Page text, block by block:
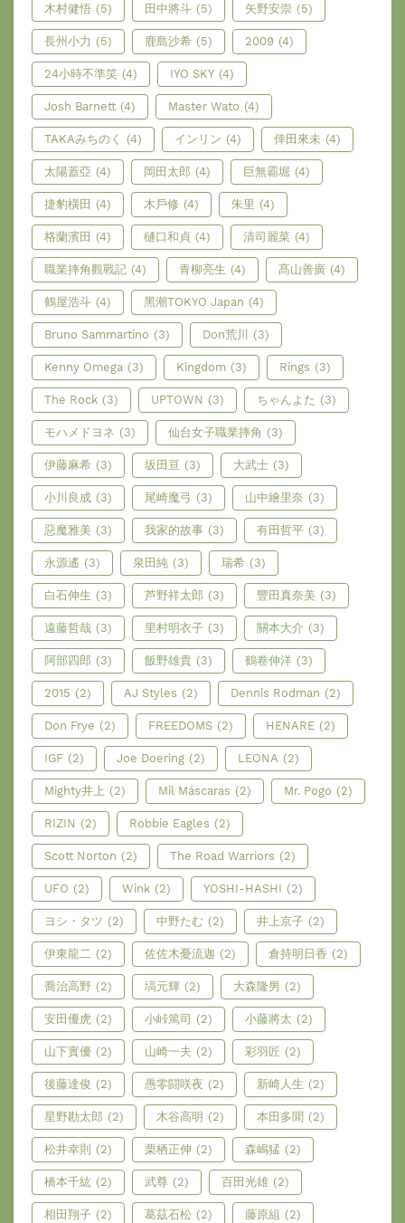
木村健悟 (5) 田中將斗 (5) 矢野安崇 (5)
長州小力 (5) 鹿島沙希 (5) 2009 (4)
24小時不準笑 (4) IYO SKY (4)
Josh Barnett (4) Master Wato (4)
TAKAみちのく (4) インリン (4) 倖田來未 (4)
太陽蓋亞 (4) 岡田太郎 (4) 巨無霸堀 (4)
捷豹橫田 (4) 木戶修 (4) 朱里 (4)
格蘭濱田 (4) 樋口和貞 (4) 清司麗菜 (4)
職業摔角觀戰記 (4) 青柳亮生 (4) 髙山善廣 (4)
鶴屋浩斗 (4) 黑潮TOKYO Japan (4)
Bruno Sammartino (3) Don荒川 (3)
Kenny Omega (3) Kingdom (3) Rings (3)
The Rock (3) UPTOWN (3) ちゃんよた (3)
モハメドヨネ (3) 仙台女子職業摔角 (3)
伊藤麻希 (3) 坂田亘 (3) 大武士 (3)
小川良成 (3) 尾崎魔弓 (3) 山中繪里奈 (3)
惡魔雅美 (3) 我家的故事 (3) 有田哲平 (3)
永源遙 (3) 泉田純 (3) 瑞希 (3)
白石伸生 (3) 芦野祥太郎 (3) 豐田真奈美 (3)
遠藤哲哉 (3) 里村明衣子 (3) 關本大介 (3)
阿部四郎 (3) 飯野雄貴 (3) 鶴卷伸洋 (3)
2015 (2) AJ Styles (2) Dennis Rodman (2)
Don Frye (2) FREEDOMS (2) HENARE (2)
IGF (2) Joe Doering (2) LEONA (2)
Mighty井上 (2) Mil Máscaras (2) Mr. Pogo (2)
RIZIN (2) Robbie Eagles (2)
Scott Norton (2) The Road Warriors (2)
UFO (2) Wink (2) YOSHI-HASHI (2)
ヨシ・タツ (2) 中野たむ (2) 井上京子 (2)
伊東龍二 (2) 佐佐木憂流迦 (2) 倉持明日香 (2)
喬治高野 (2) 塙元輝 (2) 大森隆男 (2)
安田優虎 (2) 小峠篤司 (2) 小藤將太 (2)
山下實優 (2) 山崎一夫 (2) 彩羽匠 (2)
後藤達俊 (2) 愚零闘咲夜 (2) 新崎人生 (2)
星野勘太郎 (2) 木谷高明 (2) 本田多聞 (2)
松井幸則 (2) 栗栖正伸 (2) 森嶋猛 (2)
橋本千紘 (2) 武尊 (2) 百田光雄 (2)
相田翔子 (2) 葛茲石松 (2) 藤原組 (2)